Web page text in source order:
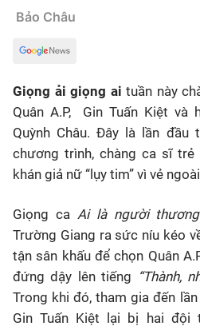
Bảo Châu
Giọng ải giọng ai tuần này
Quân A.P, Gin Tuấn Kiệt và
Quỳnh Châu. Đây là lần đầu
chương trình, chàng ca sĩ
khán giả nữ “lụy tim” vì vẻ
Giọng ca Ai là người
Trường Giang ra sức níu kéo
tận sân khấu để chọn Quân
đứng dậy lên tiếng “Thành,
Trong khi đó, tham gia đến
Gin Tuấn Kiệt lại bị hai đội